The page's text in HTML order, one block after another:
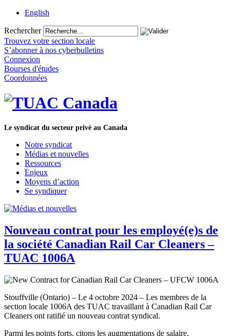
English
Rechercher
Trouvez votre section locale
S’abonner à nos cyberbulletins
Connexion
Bourses d'études
Coordonnées
Le syndicat du secteur privé au Canada
Notre syndicat
Médias et nouvelles
Ressources
Enjeux
Moyens d’action
Se syndiquer
Nouveau contrat pour les employé(e)s de
la société Canadian Rail Car Cleaners –
TUAC 1006A
Stouffville (Ontario) – Le 4 octobre 2024 – Les membres de la
section locale 1006A des TUAC travaillant à Canadian Rail Car
Cleaners ont ratifié un nouveau contrat syndical.
Parmi les points forts, citons les augmentations de salaire,